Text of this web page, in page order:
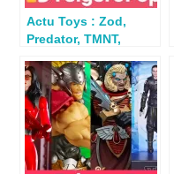
Actu Toys : Zod,
Predator, TMNT,
Eyes…